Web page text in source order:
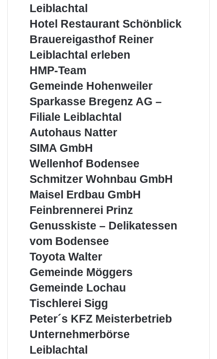
–
Für
die
Region
Leiblachtal
Leiblachtal
Hotel
Schönblick
Hotel Restaurant Schönblick
Brauereigasthof
Brauereigasthof Reiner
Leiblachtal
Leiblachtal erleben
HMP-
HMP-Team
Gemeinde
Gemeinde Hohenweiler
Sparkasse
Bregenz
AG
–
Leiblachtal
Sparkasse Bregenz AG –
Filiale Leiblachtal
Autohaus
Autohaus Natter
SIMA
SIMA GmbH
Wellenhof
Wellenhof Bodensee
Schmitzer
GmbH
Schmitzer Wohnbau GmbH
Maisel
GmbH
Maisel Erdbau GmbH
Feinbrennerei
Feinbrennerei Prinz
Genusskiste
Delikatessen
vom
Bodensee
Genusskiste – Delikatessen
vom Bodensee
Toyota
Walter
Toyota Walter
Gemeinde
Gemeinde Möggers
Gemeinde
Gemeinde Lochau
Tischlerei
Tischlerei Sigg
Peter
KFZ
Meisterbetrieb
Peter´s KFZ Meisterbetrieb
Unternehmerbörse
Unternehmerbörse
Leiblachtal